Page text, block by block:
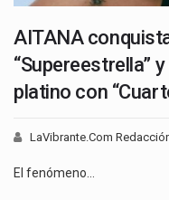
AITANA
“Supereestrella”
platino con
LaVibrante.Com
El fenómeno…